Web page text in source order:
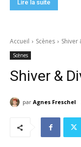
Lire la suite